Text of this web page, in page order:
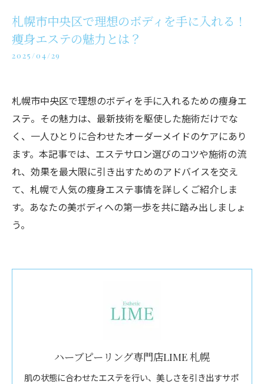
札幌市中央区で理想のボディを手に入れる！
痩身エステの魅力とは？
2025/04/29
札幌市中央区で理想のボディを手に入れるための痩身エ
ステ。その魅力は、最新技術を駆使した施術だけでな
く、一人ひとりに合わせたオーダーメイドのケアにあり
ます。本記事では、エステサロン選びのコツや施術の流
れ、効果を最大限に引き出すためのアドバイスを交え
て、札幌で人気の痩身エステ事情を詳しくご紹介しま
す。あなたの美ボディへの第一歩を共に踏み出しましょ
う。
ハーブピーリング専門店LIME 札幌
肌の状態に合わせたエステを行い、美しさを引き出すサポ